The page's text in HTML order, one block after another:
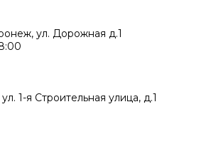
ул. Дорожная д.1
1-я Строительная улица, д.1